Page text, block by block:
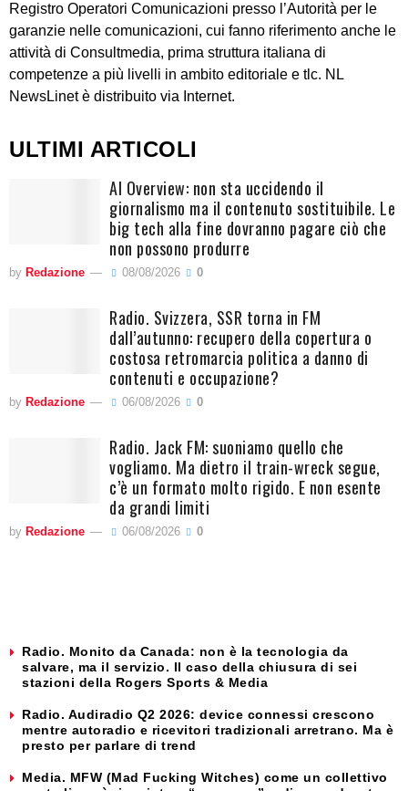
Registro Operatori Comunicazioni presso l’Autorità per le
garanzie nelle comunicazioni, cui fanno riferimento anche le
attività di Consultmedia, prima struttura italiana di
competenze a più livelli in ambito editoriale e tlc. NL
NewsLinet è distribuito via Internet.
ULTIMI ARTICOLI
AI Overview: non sta uccidendo il
giornalismo ma il contenuto sostituibile. Le
big tech alla fine dovranno pagare ciò che
non possono produrre
by Redazione 08/08/2026 0
Radio. Svizzera, SSR torna in FM
dall’autunno: recupero della copertura o
costosa retromarcia politica a danno di
contenuti e occupazione?
by Redazione 06/08/2026 0
Radio. Jack FM: suoniamo quello che
vogliamo. Ma dietro il train-wreck segue,
c’è un formato molto rigido. E non esente
da grandi limiti
by Redazione 06/08/2026 0
Radio. Monito da Canada: non è la tecnologia da
salvare, ma il servizio. Il caso della chiusura di sei
stazioni della Rogers Sports & Media
Radio. Audiradio Q2 2026: device connessi crescono
mentre autoradio e ricevitori tradizionali arretrano. Ma è
presto per parlare di trend
Media. MFW (Mad Fucking Witches) come un collettivo